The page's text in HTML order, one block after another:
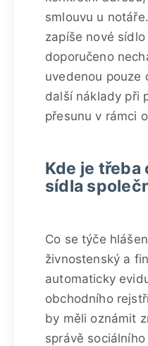
smlouvu u
zapíše nové
doporučeno
uvedenou pouze
další náklady při
přesunu v rámci
Kde je třeba
sídla
Co se týče
živnostenský a
automaticky
obchodního
by měli oznámit
správě